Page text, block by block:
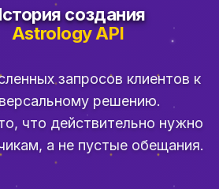
создания
Astrology API
запросов клиентов к
решению.
что действительно нужно
а не пустые обещания.